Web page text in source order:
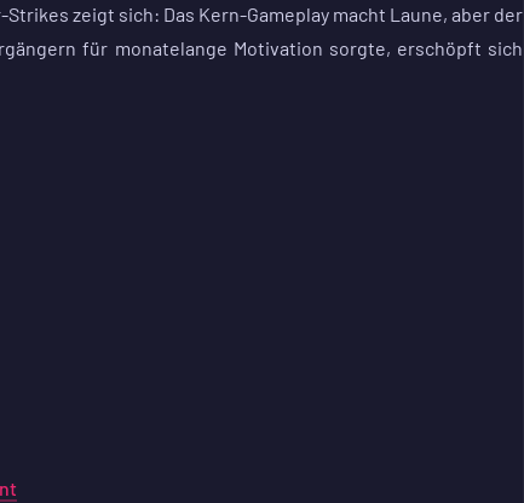
zeigt sich: Das Kern-Gameplay macht Laune, aber der
für monatelange Motivation sorgte, erschöpft sich